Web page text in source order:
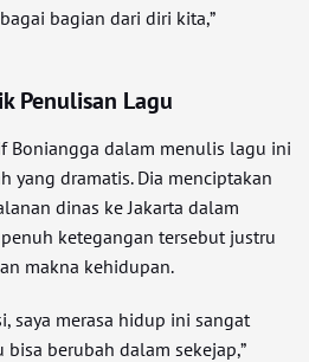
bagian dari diri kita,”
Penulisan Lagu
Boniangga dalam menulis lagu ini
yang dramatis. Dia menciptakan
dinas ke Jakarta dalam
ketegangan tersebut justru
makna kehidupan.
saya merasa hidup ini sangat
berubah dalam sekejap,”